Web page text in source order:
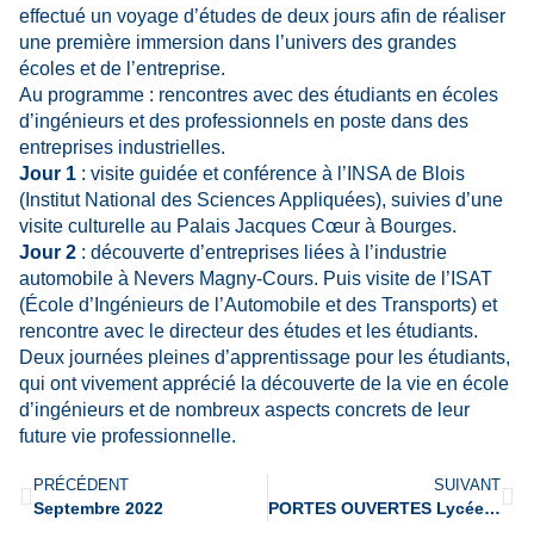
effectué un voyage d’études de deux jours afin de réaliser
une première immersion dans l’univers des grandes
écoles et de l’entreprise.
Au programme : rencontres avec des étudiants en écoles
d’ingénieurs et des professionnels en poste dans des
entreprises industrielles.
Jour 1 : visite guidée et conférence à l’INSA de Blois
(Institut National des Sciences Appliquées), suivies d’une
visite culturelle au Palais Jacques Cœur à Bourges.
Jour 2 : découverte d’entreprises liées à l’industrie
automobile à Nevers Magny-Cours. Puis visite de l’ISAT
(École d’Ingénieurs de l’Automobile et des Transports) et
rencontre avec le directeur des études et les étudiants.
Deux journées pleines d’apprentissage pour les étudiants,
qui ont vivement apprécié la découverte de la vie en école
d’ingénieurs et de nombreux aspects concrets de leur
future vie professionnelle.
PRÉCÉDENT
Septembre 2022
SUIVANT
PORTES OUVERTES Lycée et Prépa : 13 et 14 JANVIER 2023